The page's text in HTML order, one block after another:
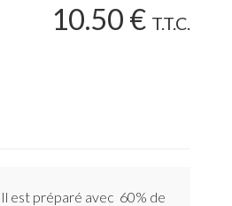
10.50 € T.T.C.
est préparé avec 60% de